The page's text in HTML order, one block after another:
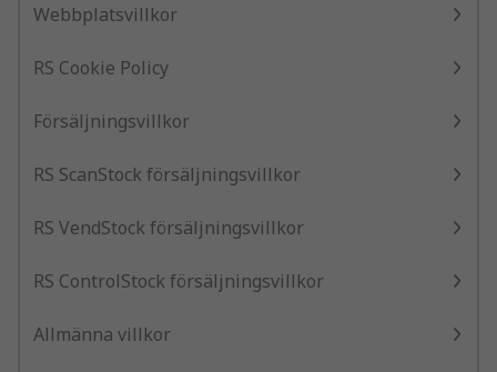
Webbplatsvillkor
RS Cookie Policy
Försäljningsvillkor
RS ScanStock försäljningsvillkor
RS VendStock försäljningsvillkor
RS ControlStock försäljningsvillkor
Allmänna villkor